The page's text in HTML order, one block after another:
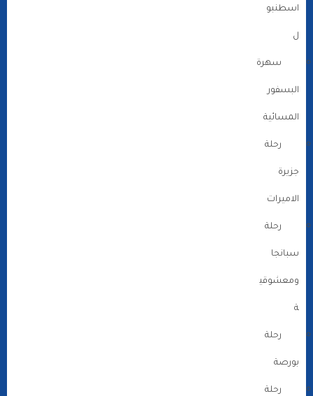
اسطنبو
ل
سهرة
البسفور
المسائية
رحلة
جزيرة
الاميرات
رحلة
سبانجا
ومعشوقي
ة
رحلة
بورصة
رحلة